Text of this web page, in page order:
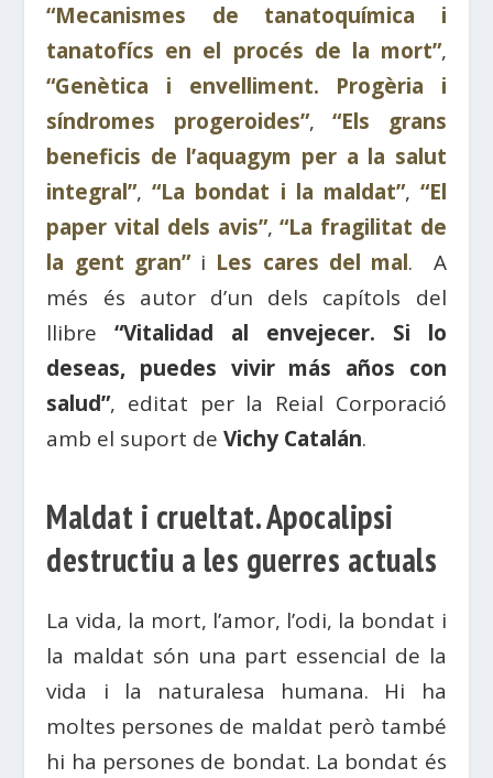
“Mecanismes de tanatoquímica i
tanatofícs en el procés de la mort”,
“Genètica i envelliment. Progèria i
síndromes progeroides”,“Els grans
beneficis de l’aquagym per a la salut
integral”,“La bondat i la maldat”, “El
paper vital dels avis”,“La fragilitat de
la gent gran”i Les cares del mal. A
més és autor d’un dels capítols del
llibre“Vitalidad al envejecer. Si lo
deseas, puedes vivir más años con
salud”, editat per la Reial Corporació
amb el suport deVichy Catalán.
Maldat i crueltat. Apocalipsi
destructiu a les guerres actuals
La vida, la mort, l’amor, l’odi, la bondat i
la maldat són una part essencial de la
vida i la naturalesa humana. Hi ha
moltes persones de maldat però també
hi ha persones de bondat. La bondat és